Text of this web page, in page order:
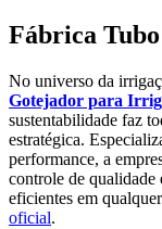
Fábrica
No universo da
Gotejador para
sustentabilidade faz
estratégica.
performance, a
controle de qualidade
eficientes em
oficial.